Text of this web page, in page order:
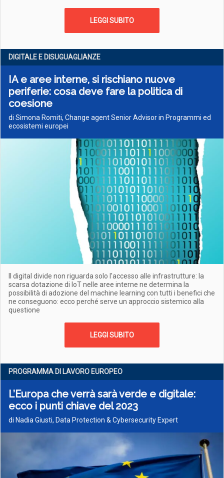
LEGGI SUBITO
DIGITALE E DISUGUAGLIANZE
IA e aree interne, si rischiano nuove
periferie: cosa deve fare la politica di
coesione
di Simona Romiti, Change agent Senior Advisor in Programmi ed
ecosistemi europei
Il digital divide non riguarda solo l'accesso alle infrastrutture: la
scarsa dotazione di IoT nelle aree interne ne determina la
possibilità di adozione del machine learning con tutti i benefici che
ne conseguono: ecco perché serve un approccio sistemico alla
questione
LEGGI SUBITO
PROGRAMMA DI LAVORO EUROPEO
L’Europa che verrà sarà verde e digitale:
ecco i punti chiave del 2023
di Nadia Giusti, Data Protection & Cybersecurity Expert